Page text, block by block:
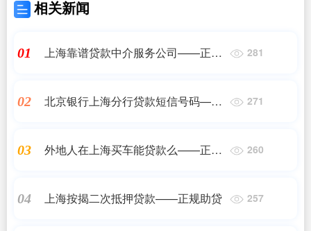
相关新闻
01
上海靠谱贷款中介服务公司——正规
281
02
北京银行上海分行贷款短信号码——
271
03
外地人在上海买车能贷款么——正规
260
04 上海按揭二次抵押贷款——正规助贷 257